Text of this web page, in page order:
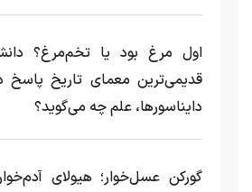
اول مرغ بود یا تخم‌مرغ؟
قدیمی‌ترین معمای تاریخ پاسخ
دایناسورها، علم چه می‌گوید؟
گورکن عسل‌خوار؛ هیولای